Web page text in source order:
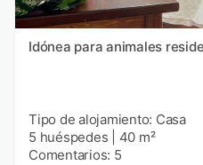
Idónea para animales
Tipo de alojamiento: Casa
5 huéspedes
40 m²
Comentarios: 5